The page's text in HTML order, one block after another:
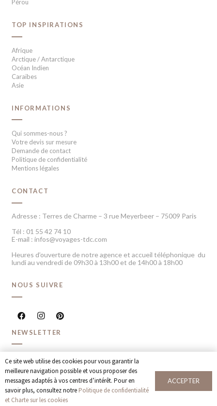
Pérou
TOP INSPIRATIONS
Afrique
Arctique / Antarctique
Océan Indien
Caraïbes
Asie
INFORMATIONS
Qui sommes-nous ?
Votre devis sur mesure
Demande de contact
Politique de confidentialité
Mentions légales
CONTACT
Adresse : Terres de Charme – 3 rue Meyerbeer – 75009 Paris
Tél : 01 55 42 74 10
E-mail : infos@voyages-tdc.com
Heures d’ouverture de notre agence et accueil téléphonique du
lundi au vendredi de 09h30 à 13h00 et de 14h00 à 18h00
NOUS SUIVRE
NEWSLETTER
Recevoir chaque mois nos dernières inspirations voyage et
offres spéciales
JE M’INSCRIS
Ce site web utilise des cookies pour vous garantir la
meilleure navigation possible et vous proposer des
messages adaptés à vos centres d’intérêt. Pour en
savoir plus, consultez notre Politique de confidentialité
et Charte sur les cookies
ACCEPTER